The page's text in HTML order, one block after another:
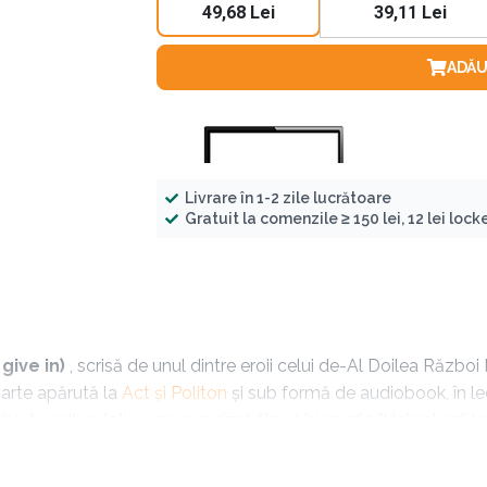
49,68 Lei 39,11 Lei
Livrare în 1-2 zile lucrătoare
Gratuit la comenzile ≥ 150 lei, 12 lei
give in)
, scrisă de unul dintre eroii celui de-Al Doilea
apărută la Act și Politon și sub formă de audiobook în